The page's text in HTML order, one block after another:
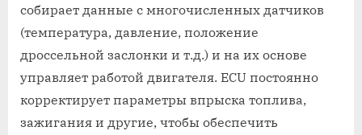
собирает данные с многочисленных датчиков
(температура, давление, положение
дроссельной заслонки и т.д.) и на их основе
управляет работой двигателя. ECU постоянно
корректирует параметры впрыска топлива,
зажигания и другие, чтобы обеспечить